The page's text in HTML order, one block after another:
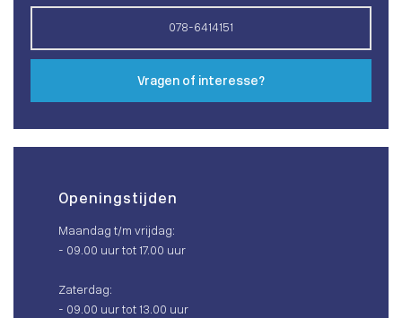
078-6414151
Vragen of interesse?
Openingstijden
Maandag t/m vrijdag:
- 09.00 uur tot 17.00 uur
Zaterdag:
- 09.00 uur tot 13.00 uur